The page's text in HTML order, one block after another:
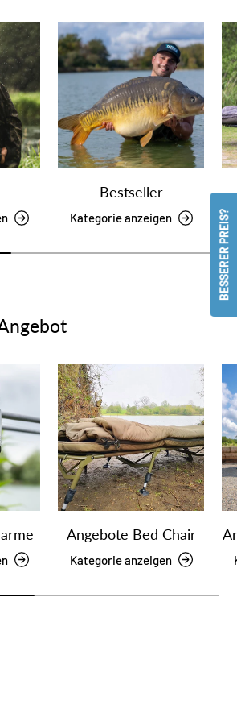
Bestseller
Kategorie anzeigen
Angebote Bed Chair
Kategorie anzeigen
BESSERER PREIS?